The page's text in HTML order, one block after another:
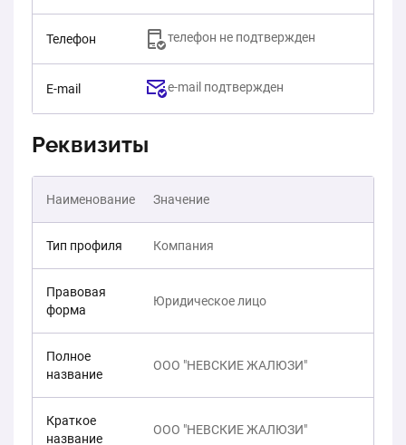
Телефон телефон не подтвержден
E-mail e-mail подтвержден
Реквизиты
Наименование Значение
Тип профиля Компания
Правовая
форма
Юридическое лицо
Полное
название
ООО "НЕВСКИЕ ЖАЛЮЗИ"
Краткое
название
ООО "НЕВСКИЕ ЖАЛЮЗИ"